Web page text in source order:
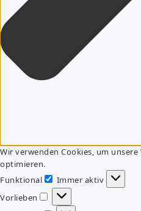
Wir verwenden Cookies, um
optimieren.
Funktional
Funktional
Immer aktiv
Vorlieben
Vorlieben